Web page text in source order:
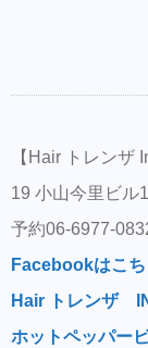
【Hair トレンザ
19 小山今里ビル
予約06-6977-
Facebookはこち
Hair トレンザ
ホットペッパー